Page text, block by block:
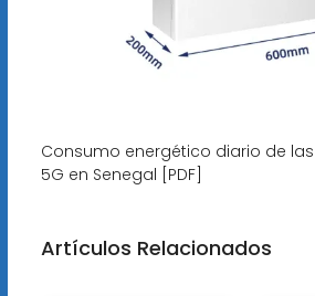
Consumo energético diario de
5G en Senegal [PDF]
Artículos Relacionados